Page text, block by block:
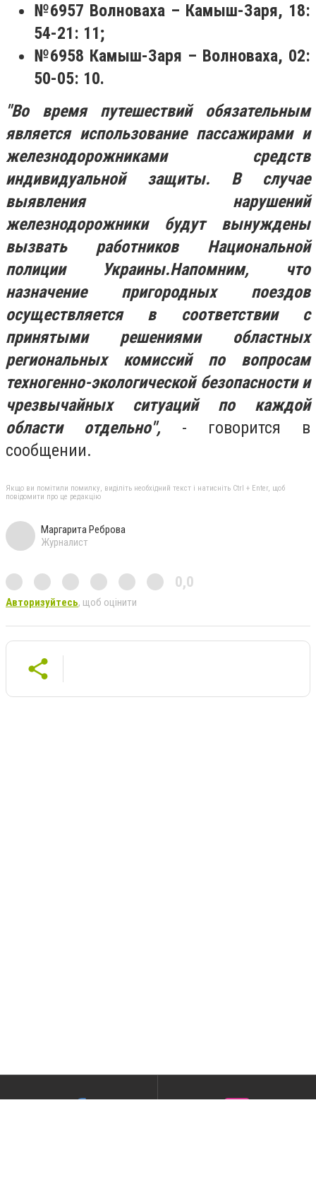
№6957 Волноваха – Камыш-Заря, 18:
54-21: 11;
№6958 Камыш-Заря – Волноваха, 02:
50-05: 10.
"Во время путешествий обязательным
является использование пассажирами и
железнодорожниками средств
индивидуальной защиты. В случае
выявления нарушений
железнодорожники будут вынуждены
вызвать работников Национальной
полиции Украины.Напомним, что
назначение пригородных поездов
осуществляется в соответствии с
принятыми решениями областных
региональных комиссий по вопросам
техногенно-экологической безопасности и
чрезвычайных ситуаций по каждой
области отдельно", - говорится в
сообщении.
Якщо ви помітили помилку, виділіть необхідний текст і натисніть Ctrl + Enter, щоб
повідомити про це редакцію
Маргарита Реброва
Журналист
0,0
Авторизуйтесь, щоб оцінити